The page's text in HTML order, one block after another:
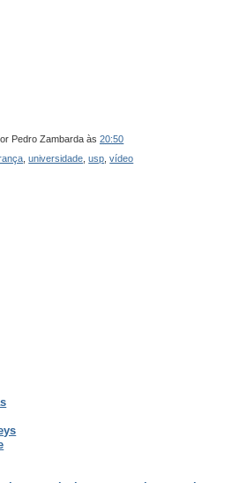
Pedro Zambarda às20:50
,universidade ,usp ,vídeo